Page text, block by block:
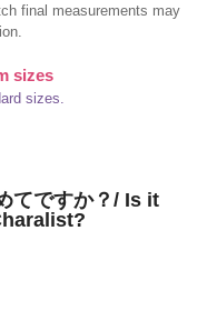
final measurements may
sizes
sizes.
てですか？/ Is it